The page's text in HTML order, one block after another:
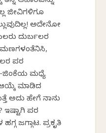
ಜೀವಿಗಳಿಗೂ
ಅದೇನೋ
ದುರ್ಬಲರ
ಪರ
ಜಿಂಕೆಯ ಮಧ್ಯೆ
ಆಯ್ಕೆ ಮಾಡಿದ
ಅದು ಹೇಗೆ ನಾನು
ಇಷ್ಟಾಗಿ ಪರ
ಜಗ್ಗಾಟ. ಪ್ರಕೃತಿ